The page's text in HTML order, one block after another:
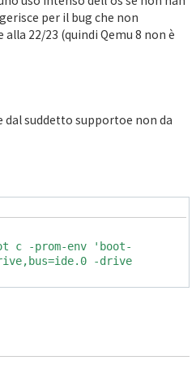
per il bug che non
22/23 (quindi Qemu 8 non è
suddetto supportoe non da
c -prom-env 'boot-
-drive